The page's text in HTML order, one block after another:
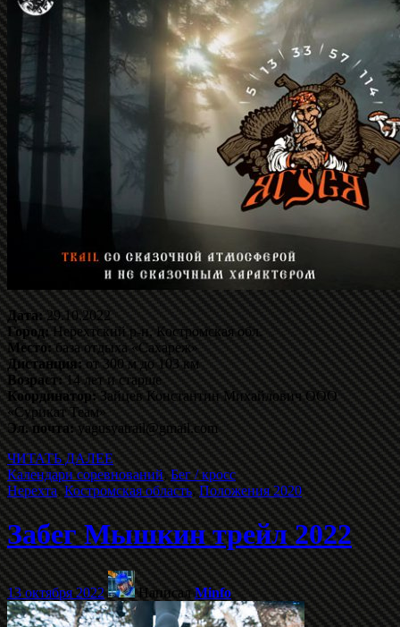
Дата:29.10.2022
Город:Нерехтский р-н, Костромская обл.
Место:база отдыха «Сахареж»
Дистанция:от 300 м до 103 км
Возраст:14 лет и старше
Координатор:Зайцев Константин Михайлович ООО
«Сурикат Теам»
Эл. почта:yagusyatrail@gmail.com
ЧИТАТЬ ДАЛЕЕ
Календари соревнований,Бег / кросс
Нерехта,Костромская область,Положения 2020
Забег Мышкин трейл 2022
13 октября 2022 НаписалMinfo